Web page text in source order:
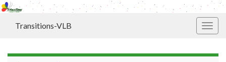
Transitions-VLB